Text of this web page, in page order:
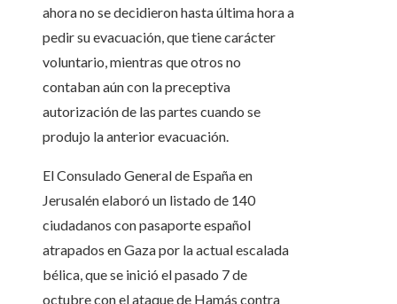
ahora no se decidieron hasta última hora a
pedir su evacuación, que tiene carácter
voluntario, mientras que otros no
contaban aún con la preceptiva
autorización de las partes cuando se
produjo la anterior evacuación.
El Consulado General de España en
Jerusalén elaboró un listado de 140
ciudadanos con pasaporte español
atrapados en Gaza por la actual escalada
bélica, que se inició el pasado 7 de
octubre con el ataque de Hamás contra